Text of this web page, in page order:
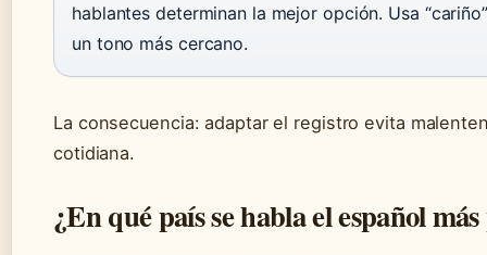
hablantes determinan la mejor opción. Usa
un tono más cercano.
La consecuencia: adaptar el registro evita
cotidiana.
¿En qué país se habla el español